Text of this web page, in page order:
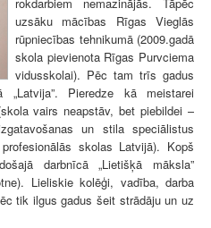
uzsāku mācības Rīgas Vieglās
rūpniecības tehnikumā (2009.gadā
skola pievienota Rīgas Purvciema
vidusskolai). Pēc tam trīs gadus
„Latvija”. Pieredze kā meistarei
vairs neapstāv, bet piebildei –
un stila speciālistus
skolas Latvijā). Kopš
darbnīcā „Lietišķā māksla”
Lieliskie kolēģi, vadība, darba
tik ilgus gadus šeit strādāju un uz